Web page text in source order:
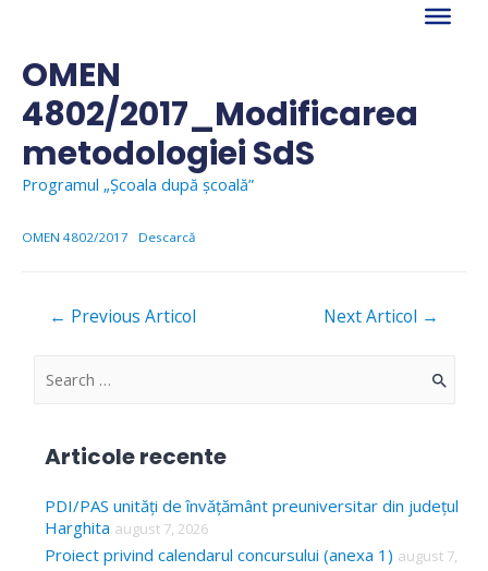
content
OMEN
4802/2017_Modificarea
metodologiei SdS
Programul „Școala după școală”
OMEN 4802/2017 Descarcă
Navigare
← Previous Articol Next Articol →
S
c
h
Articole recente
PDI/PAS unități de învățământ preuniversitar din județul
Harghita august 7, 2026
Proiect privind calendarul concursului (anexa 1) august 7,